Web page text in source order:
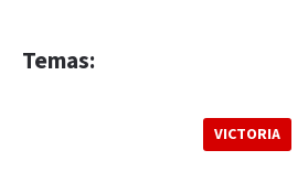
Temas:
VICTORIA